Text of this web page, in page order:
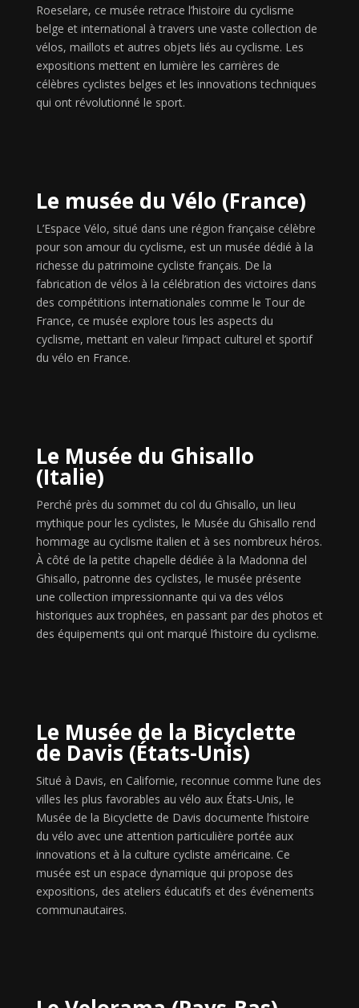
Roeselare, ce musée retrace l’histoire du cyclisme
belge et international à travers une vaste collection de
vélos, maillots et autres objets liés au cyclisme. Les
expositions mettent en lumière les carrières de
célèbres cyclistes belges et les innovations techniques
qui ont révolutionné le sport.
Le musée du Vélo (France)
L’Espace Vélo, situé dans une région française célèbre
pour son amour du cyclisme, est un musée dédié à la
richesse du patrimoine cycliste français. De la
fabrication de vélos à la célébration des victoires dans
des compétitions internationales comme le Tour de
France, ce musée explore tous les aspects du
cyclisme, mettant en valeur l’impact culturel et sportif
du vélo en France.
Le Musée du Ghisallo
(Italie)
Perché près du sommet du col du Ghisallo, un lieu
mythique pour les cyclistes, le Musée du Ghisallo rend
hommage au cyclisme italien et à ses nombreux héros.
À côté de la petite chapelle dédiée à la Madonna del
Ghisallo, patronne des cyclistes, le musée présente
une collection impressionnante qui va des vélos
historiques aux trophées, en passant par des photos et
des équipements qui ont marqué l’histoire du cyclisme.
Le Musée de la Bicyclette
de Davis (États-Unis)
Situé à Davis, en Californie, reconnue comme l’une des
villes les plus favorables au vélo aux États-Unis, le
Musée de la Bicyclette de Davis documente l’histoire
du vélo avec une attention particulière portée aux
innovations et à la culture cycliste américaine. Ce
musée est un espace dynamique qui propose des
expositions, des ateliers éducatifs et des événements
communautaires.